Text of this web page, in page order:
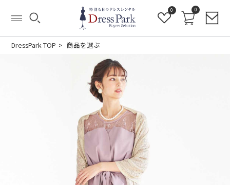
0 0
DressPark TOP 商品を選ぶ